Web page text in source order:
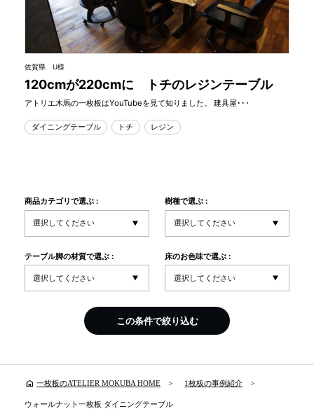
佐賀県 U様
120cmが220cmに トチのレジンテーブル
アトリエ木馬の一枚板はYouTubeを見て知りました。 建具屋･･･
ダイニングテーブル トチ レジン
商品カテゴリで選ぶ : 樹種で選ぶ :
テーブル脚の材質で選ぶ : 床のお色味で選ぶ :
この条件で絞り込む
home 一枚板のATELIER MOKUBA HOME 1枚板の事例紹介
ウォールナット一枚板 ダイニングテーブル